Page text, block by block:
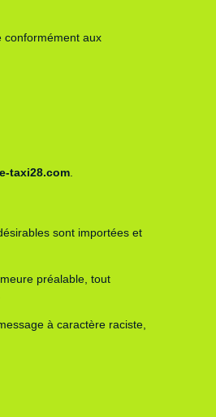
conformément aux
taxi28.com.
sont importées et
préalable, tout
à caractère raciste,